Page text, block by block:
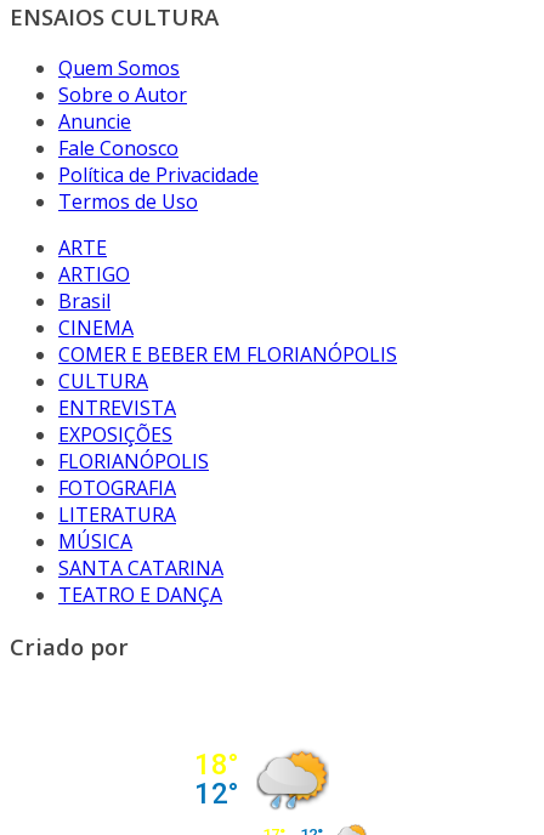
ENSAIOS CULTURA
Quem Somos
Sobre o Autor
Anuncie
Fale Conosco
Política de Privacidade
Termos de Uso
ARTE
ARTIGO
Brasil
CINEMA
COMER E BEBER EM FLORIANÓPOLIS
CULTURA
ENTREVISTA
EXPOSIÇÕES
FLORIANÓPOLIS
FOTOGRAFIA
LITERATURA
MÚSICA
SANTA CATARINA
TEATRO E DANÇA
Criado por